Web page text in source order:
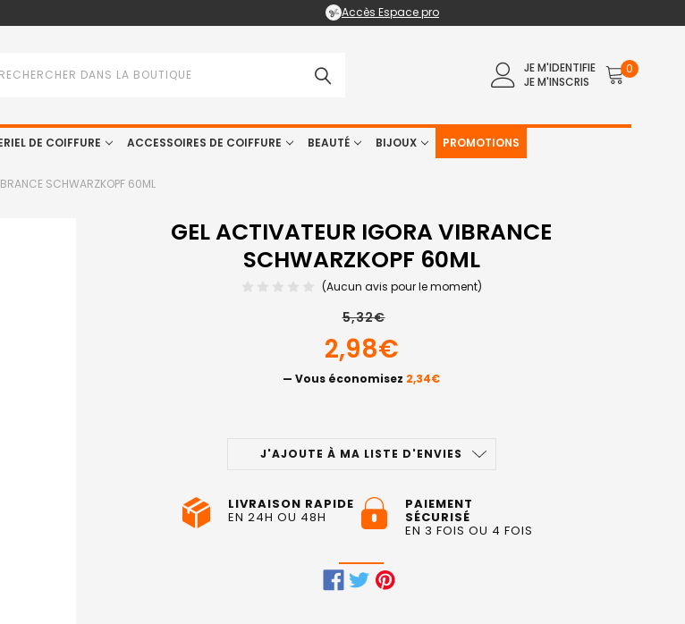
Accès Espace pro
JE M'IDENTIFIE
JE M'INSCRIS
0
DE COIFFURE ACCESSOIRES DE COIFFURE BEAUTÉ BIJOUX PROMOTIONS
SCHWARZKOPF 60ML
GEL ACTIVATEUR IGORA VIBRANCE
SCHWARZKOPF 60ML
(Aucun avis pour le moment)
5,32€
2,98€
— Vous économisez 2,34€
J'AJOUTE À MA LISTE D'ENVIES
LIVRAISON RAPIDE
EN 24H OU 48H
PAIEMENT
SÉCURISÉ
EN 3 FOIS OU 4 FOIS